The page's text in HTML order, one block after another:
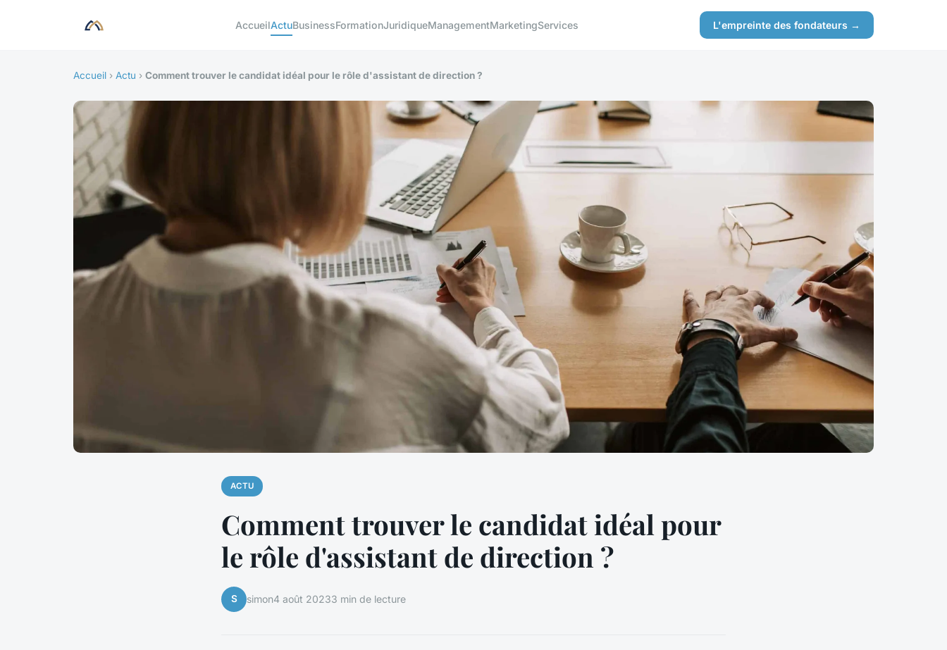
AccueilActuBusinessFormationJuridiqueManagementMarketingServices L'empreinte des fondateurs →
Accueil › Actu › Comment trouver le candidat idéal pour le rôle d'assistant de direction ?
ACTU
Comment trouver le candidat idéal pour
le rôle d'assistant de direction ?
S simon4 août 20233 min de lecture